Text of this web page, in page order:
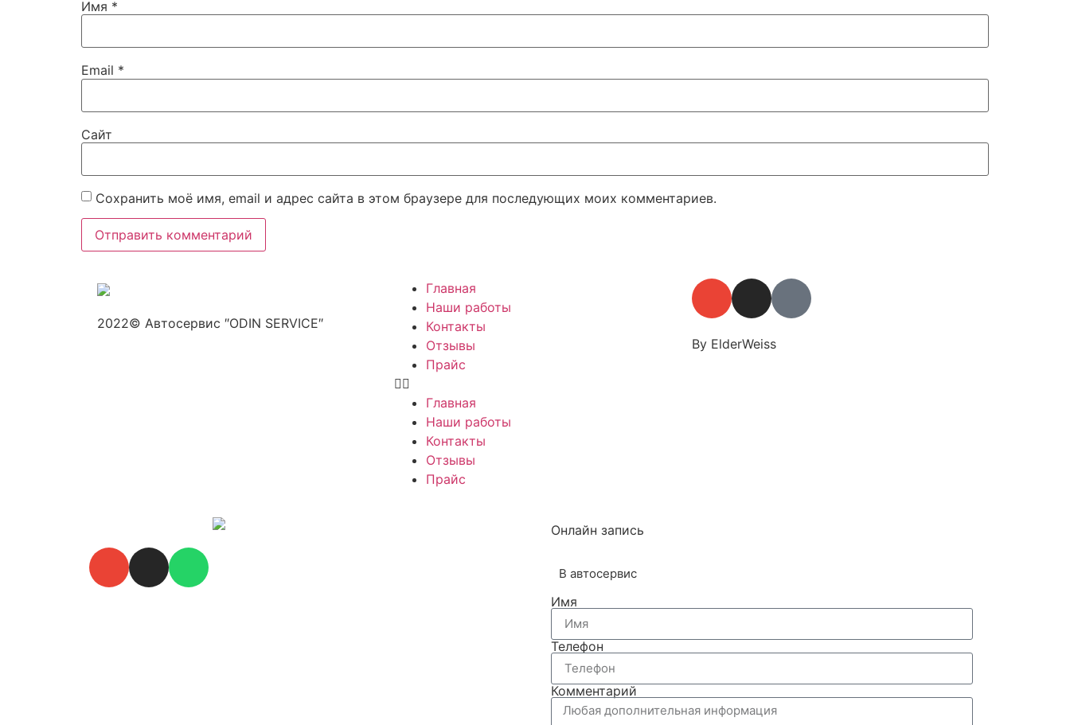
Имя *
Email *
Сайт
Сохранить моё имя, email и адрес сайта в этом браузере для последующих моих комментариев.
2022© Автосервис ″ODIN SERVICE″
Главная
Наши работы
Контакты
Отзывы
Прайс
Главная
Наши работы
Контакты
Отзывы
Прайс
By ElderWeiss
Онлайн запись
В автосервис
Имя
Телефон
Комментарий